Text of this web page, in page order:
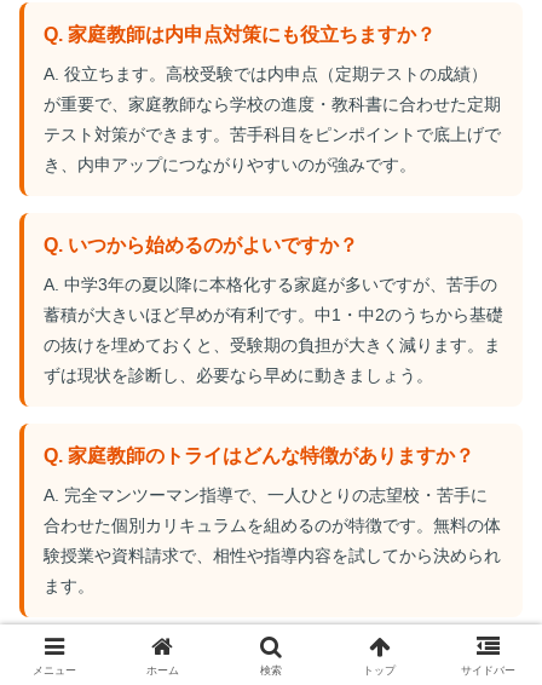
Q. 家庭教師は内申点対策にも役立ちますか？
A. 役立ちます。高校受験では内申点（定期テストの成績）
が重要で、家庭教師なら学校の進度・教科書に合わせた定期
テスト対策ができます。苦手科目をピンポイントで底上げで
き、内申アップにつながりやすいのが強みです。
Q. いつから始めるのがよいですか？
A. 中学3年の夏以降に本格化する家庭が多いですが、苦手の
蓄積が大きいほど早めが有利です。中1・中2のうちから基礎
の抜けを埋めておくと、受験期の負担が大きく減ります。ま
ずは現状を診断し、必要なら早めに動きましょう。
Q. 家庭教師のトライはどんな特徴がありますか？
A. 完全マンツーマン指導で、一人ひとりの志望校・苦手に
合わせた個別カリキュラムを組めるのが特徴です。無料の体
験授業や資料請求で、相性や指導内容を試してから決められ
ます。
メニュー ホーム 検索 トップ サイドバー